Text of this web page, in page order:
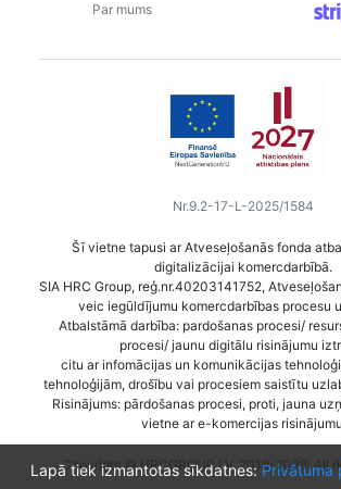
Lapā tiek izmantotas sīkdatnes: Privātuma
Par mums
Nr.9.2-17-L-2025/1584
Šī vietne tapusi ar Atveseļošanās fonda
digitalizācijai komercdarbībā.
SIA HRC Group, reģ.nr.40203141752,
veic iegūldījumu komercdarbības procesu
Atbalstāmā darbība: pardošanas procesi/
procesi/ jaunu digitālu risinājumu
citu ar infomācijas un komunikācijas
tehnoloģijām, drošību vai procesiem saistītu
Risinājums: pārdošanas procesi, proti, jauna
vietne ar e-komercijas
Copyright © HRCGROUP.LV, 2018-2026. All